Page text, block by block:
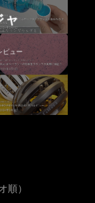
ャ
ビュー
順）